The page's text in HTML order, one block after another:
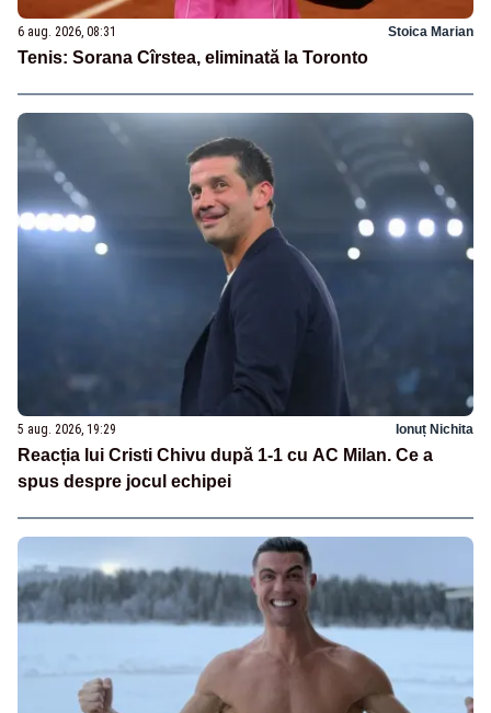
6 aug. 2026, 08:31 Stoica Marian
Tenis: Sorana Cîrstea, eliminată la Toronto
5 aug. 2026, 19:29 Ionuț Nichita
Reacția lui Cristi Chivu după 1-1 cu AC Milan. Ce a
spus despre jocul echipei